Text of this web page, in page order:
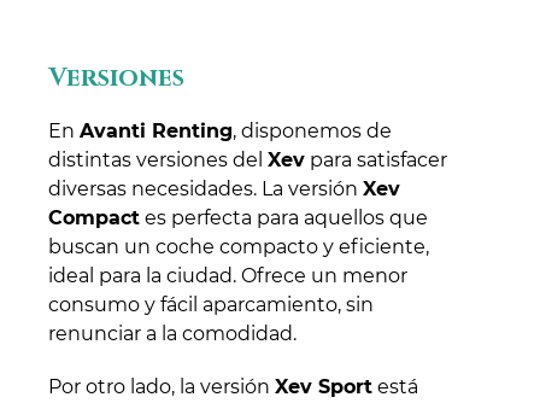
Versiones
En Avanti Renting, disponemos de
distintas versiones del Xev para satisfacer
diversas necesidades. La versión Xev
Compact es perfecta para aquellos que
buscan un coche compacto y eficiente,
ideal para la ciudad. Ofrece un menor
consumo y fácil aparcamiento, sin
renunciar a la comodidad.
Por otro lado, la versión Xev Sport está